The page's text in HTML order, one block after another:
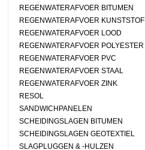
REGENWATERAFVOER BITUMEN
REGENWATERAFVOER KUNSTSTOF
REGENWATERAFVOER LOOD
REGENWATERAFVOER POLYESTER
REGENWATERAFVOER PVC
REGENWATERAFVOER STAAL
REGENWATERAFVOER ZINK
RESOL
SANDWICHPANELEN
SCHEIDINGSLAGEN BITUMEN
SCHEIDINGSLAGEN GEOTEXTIEL
SLAGPLUGGEN & -HULZEN